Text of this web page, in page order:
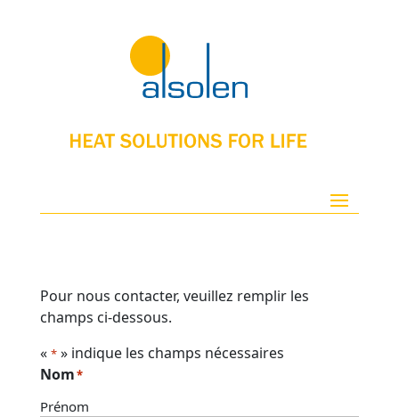
Pour nous contacter, veuillez remplir les
champs ci-dessous.
« *» indique les champs nécessaires
Nom*
Prénom